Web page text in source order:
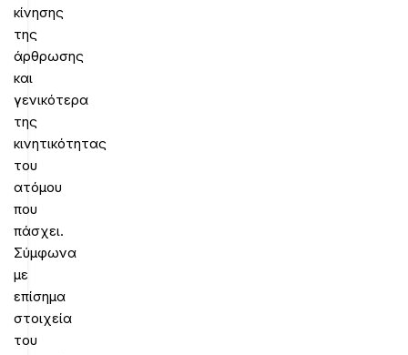
κίνησης
της
άρθρωσης
και
γενικότερα
της
κινητικότητας
του
ατόμου
που
πάσχει.
Σύμφωνα
με
επίσημα
στοιχεία
του